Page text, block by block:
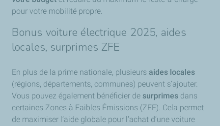
pour votre mobilité propre.
Bonus voiture électrique 2025, aides
locales, surprimes ZFE
En plus de la prime nationale, plusieurs aides locales
(régions, départements, communes) peuvent s’ajouter.
Vous pouvez également bénéficier de surprimes dans
certaines Zones à Faibles Émissions (ZFE). Cela permet
de maximiser l’aide globale pour l’achat d’une voiture